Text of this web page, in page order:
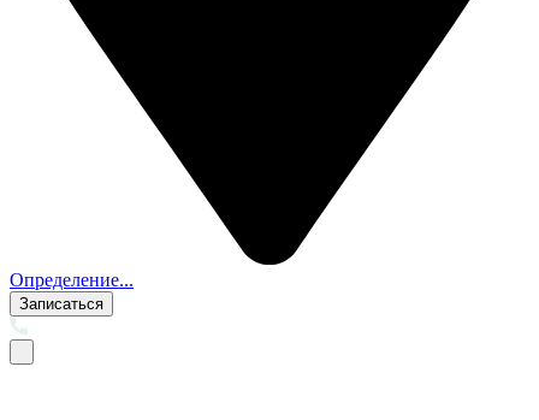
Определение...
Записаться